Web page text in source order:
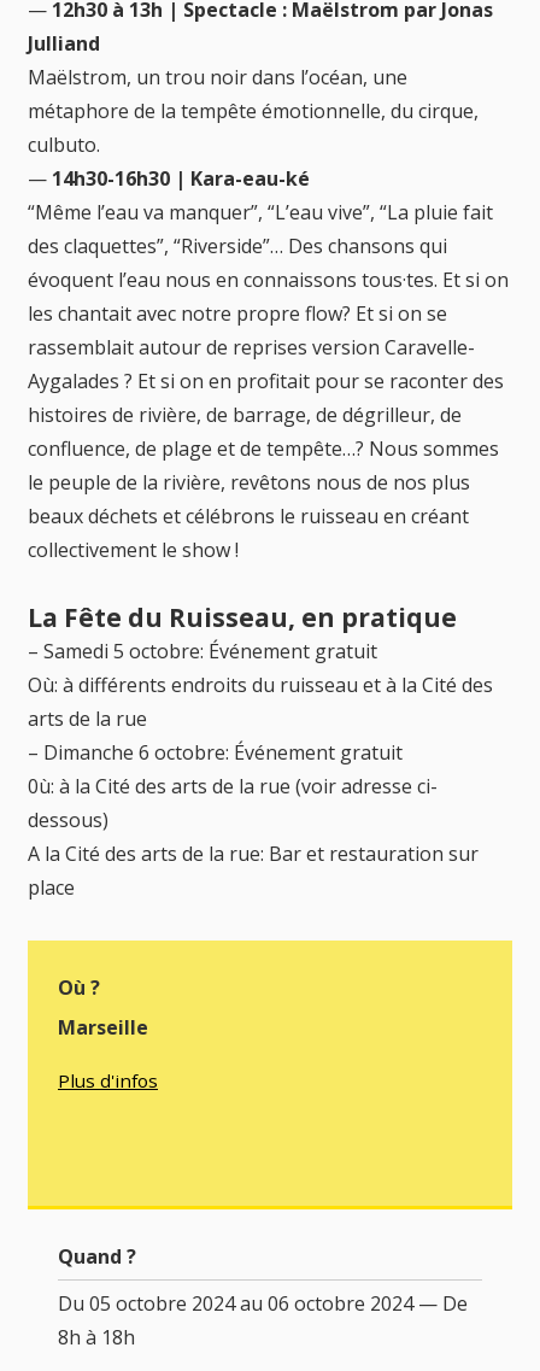
— 12h30 à 13h | Spectacle : Maëlstrom par Jonas
Julliand
Maëlstrom, un trou noir dans l’océan, une
métaphore de la tempête émotionnelle, du cirque,
culbuto.
— 14h30-16h30 | Kara-eau-ké
“Même l’eau va manquer”, “L’eau vive”, “La pluie fait
des claquettes”, “Riverside”… Des chansons qui
évoquent l’eau nous en connaissons tous·tes. Et si on
les chantait avec notre propre flow? Et si on se
rassemblait autour de reprises version Caravelle-
Aygalades ? Et si on en profitait pour se raconter des
histoires de rivière, de barrage, de dégrilleur, de
confluence, de plage et de tempête…? Nous sommes
le peuple de la rivière, revêtons nous de nos plus
beaux déchets et célébrons le ruisseau en créant
collectivement le show !
La Fête du Ruisseau, en pratique
– Samedi 5 octobre: Événement gratuit
Où: à différents endroits du ruisseau et à la Cité des
arts de la rue
– Dimanche 6 octobre: Événement gratuit
0ù: à la Cité des arts de la rue (voir adresse ci-
dessous)
A la Cité des arts de la rue: Bar et restauration sur
place
Où ?
Marseille
Plus d'infos
Quand ?
Du 05 octobre 2024 au 06 octobre 2024 — De
8h à 18h